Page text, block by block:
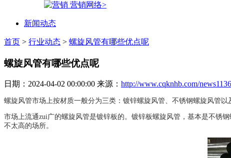
营销网络>
新闻动态
首页 > 行业动态 > 螺旋风管有哪些优点呢
螺旋风管有哪些优点呢
日期：2024-04-02 00:00:00 来源： http://www.cqknhb.com/
螺旋风管市场上按材质一般分为三类：镀锌螺旋风管、不锈钢螺旋风管
市场上流通zui广的螺旋风管是镀锌板的。镀锌板螺旋风管，基本是不锈
不太高的场所。